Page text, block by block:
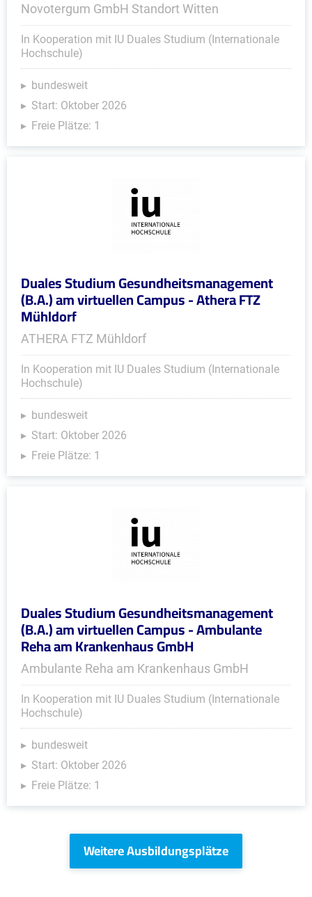
Novotergum GmbH Standort Witten
In Kooperation mit IU Duales Studium (Internationale
Hochschule)
bundesweit
Start: Oktober 2026
Freie Plätze: 1
Duales Studium Gesundheitsmanagement
(B.A.) am virtuellen Campus - Athera FTZ
Mühldorf
ATHERA FTZ Mühldorf
In Kooperation mit IU Duales Studium (Internationale
Hochschule)
bundesweit
Start: Oktober 2026
Freie Plätze: 1
Duales Studium Gesundheitsmanagement
(B.A.) am virtuellen Campus - Ambulante
Reha am Krankenhaus GmbH
Ambulante Reha am Krankenhaus GmbH
In Kooperation mit IU Duales Studium (Internationale
Hochschule)
bundesweit
Start: Oktober 2026
Freie Plätze: 1
Weitere Ausbildungsplätze